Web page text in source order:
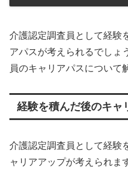
介護認定調査員として経験
アパスが考えられるでしょ
員のキャリアパスについて
経験を積んだ後のキャ
介護認定調査員として経験
ャリアアップが考えられま